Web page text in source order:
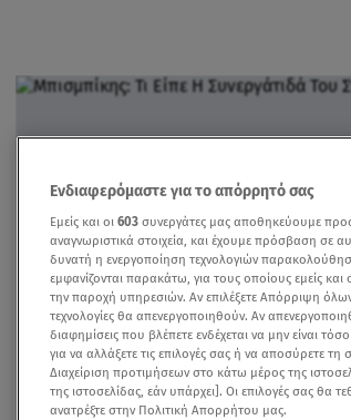
Ενδιαφερόμαστε για το απόρρητό σας
Εμείς και οι 603 συνεργάτες μας αποθηκεύουμε
αναγνωριστικά στοιχεία, και έχουμε πρόσβαση σε
δυνατή η ενεργοποίηση τεχνολογιών
εμφανίζονται παρακάτω, για τους οποίους εμείς
την παροχή υπηρεσιών. Αν επιλέξετε Απόρριψη
τεχνολογίες θα απενεργοποιηθούν. Αν
διαφημίσεις που βλέπετε ενδέχεται να μην είναι
για να αλλάξετε τις επιλογές σας ή να αποσύρετε
Διαχείριση προτιμήσεων στο κάτω μέρος της
της ιστοσελίδας, εάν υπάρχει]. Οι επιλογές σας θα
ανατρέξτε στην Πολιτική Απορρήτου μας.